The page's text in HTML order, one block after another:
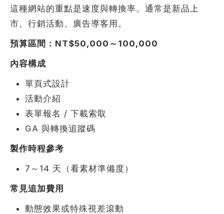
這種網站的重點是速度與轉換率。通常是新品上
市、行銷活動、廣告導客用。
預算區間：NT$50,000～100,000
內容構成
單頁式設計
活動介紹
表單報名 / 下載索取
GA 與轉換追蹤碼
製作時程參考
7～14 天（看素材準備度）
常見追加費用
動態效果或特殊視差滾動